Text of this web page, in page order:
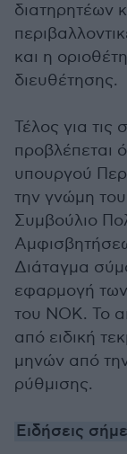
διατηρητέων
και η
διευθέτησης.
Τέλος για τις
προβλέπεται
υπουργού
την γνώμη
Συμβούλιο
Διάταγμα
εφαρμογή
του ΝΟΚ. Το
από ειδική
μηνών από
ρύθμισης.
Ειδήσεις